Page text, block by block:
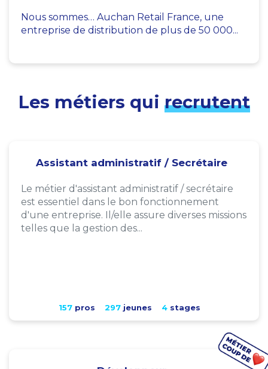
Nous sommes… Auchan Retail France, une
entreprise de distribution de plus de 50 000...
Les métiers qui recrutent
Assistant administratif / Secrétaire
Le métier d'assistant administratif / secrétaire
est essentiel dans le bon fonctionnement
d'une entreprise. Il/elle assure diverses missions
telles que la gestion des...
157pros 297jeunes 4stages